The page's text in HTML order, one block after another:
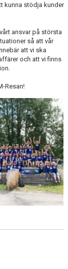
kunna stödja kunder
ansvar på största
så att vår
att vi ska
och att vi finns
Resan!